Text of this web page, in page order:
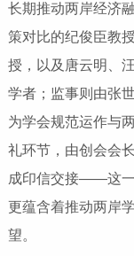
长期推动两岸经济
策对比的纪俊臣教
授，以及唐云明、
学者；监事则由张
为学会规范运作与
礼环节，由创会会
成印信交接——这一
更蕴含着推动两岸
望。